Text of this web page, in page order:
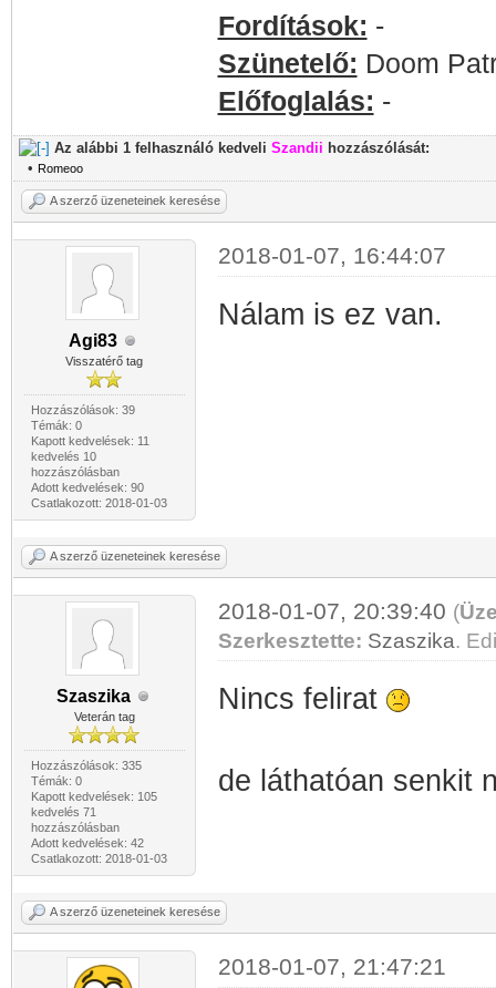
Fordítások: -
Szünetelő: Doom
Előfoglalás: -
Az alábbi 1 felhasználó kedveli Szandii hozzászólását:
• Romeoo
A szerző üzeneteinek keresése
Agi83
Visszatérő tag
Hozzászólások: 39
Témák: 0
Kapott kedvelések: 11
kedvelés 10
hozzászólásban
Adott kedvelések: 90
Csatlakozott: 2018-01-03
2018-01-07, 16:44:07
Nálam is ez van.
A szerző üzeneteinek keresése
Szaszika
Veterán tag
Hozzászólások: 335
Témák: 0
Kapott kedvelések: 105
kedvelés 71
hozzászólásban
Adott kedvelések: 42
Csatlakozott: 2018-01-03
2018-01-07, 20:39:40 (
Szerkesztette: Szaszika.
Nincs felirat
de láthatóan senkit
A szerző üzeneteinek keresése
2018-01-07, 21:47:21